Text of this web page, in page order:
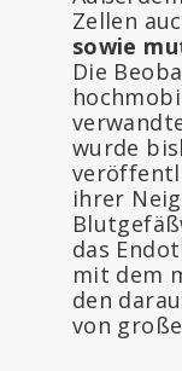
Zellen
sowie
Die
wurde
ihrer
das
mit dem
den
von